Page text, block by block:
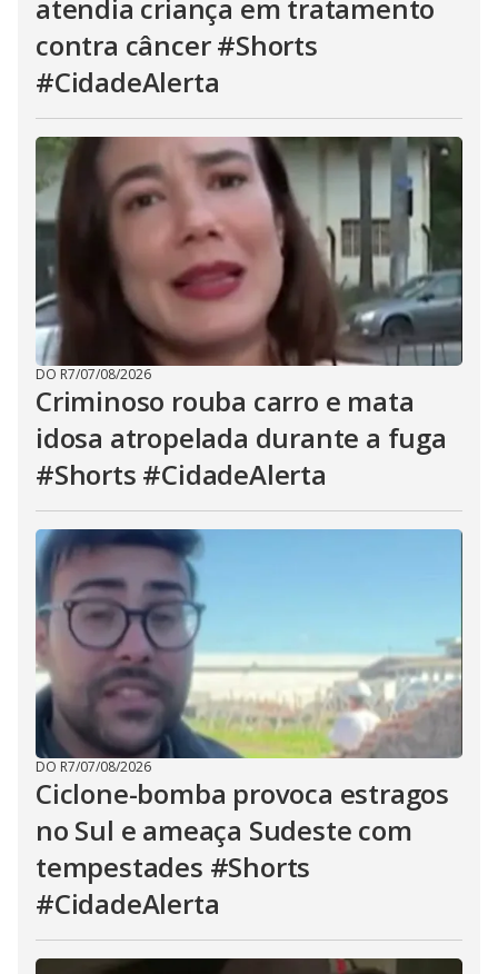
atendia criança em tratamento
contra câncer #Shorts
#CidadeAlerta
DO R7/07/08/2026
Criminoso rouba carro e mata
idosa atropelada durante a fuga
#Shorts #CidadeAlerta
DO R7/07/08/2026
Ciclone-bomba provoca estragos
no Sul e ameaça Sudeste com
tempestades #Shorts
#CidadeAlerta